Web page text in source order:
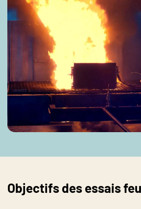
Objectifs des essais feu